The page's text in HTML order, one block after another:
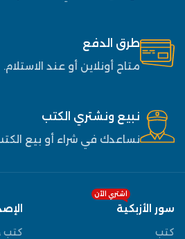
طرق الدفع
متاح أونلاين أو عند الاستلام.
نبيع ونشتري الكتب
نساعدك في شراء أو بيع
سور الأزبكية
اشتري الآن
كتب
كتب